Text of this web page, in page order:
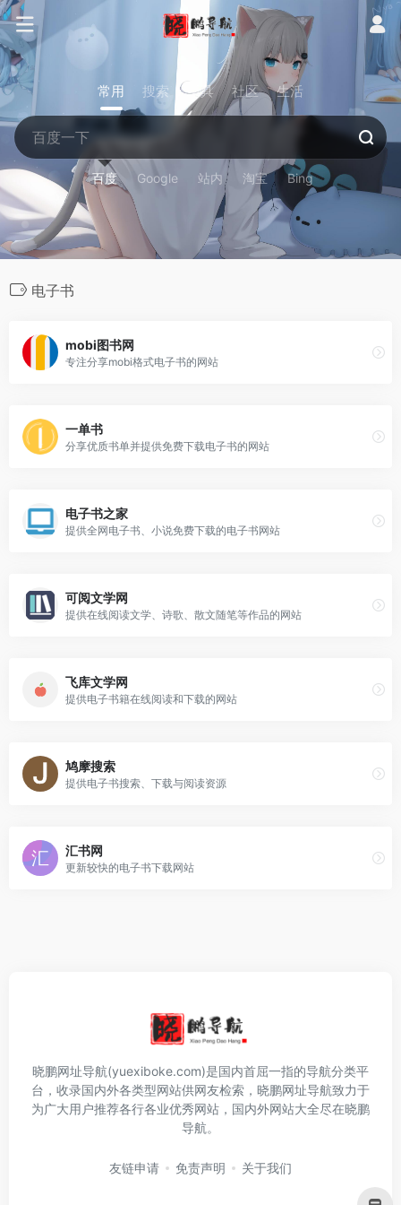
常用 搜索 工具 社区 生活
百度 Google 站内 淘宝 Bing
电子书
mobi图书网
专注分享mobi格式电子书的网站
一单书
分享优质书单并提供免费下载电子书的网站
电子书之家
提供全网电子书、小说免费下载的电子书网站
可阅文学网
提供在线阅读文学、诗歌、散文随笔等作品的网站
飞库文学网
提供电子书籍在线阅读和下载的网站
鸠摩搜索
提供电子书搜索、下载与阅读资源
汇书网
更新较快的电子书下载网站
晓鹏网址导航(yuexiboke.com)是国内首屈一指的导航分类平
台，收录国内外各类型网站供网友检索，晓鹏网址导航致力于
为广大用户推荐各行各业优秀网站，国内外网站大全尽在晓鹏
导航。
友链申请 免责声明 关于我们